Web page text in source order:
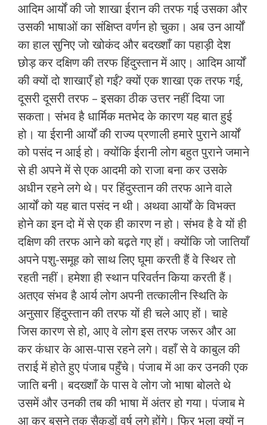
आदिम आर्यों की जो शाखा ईरान की तरफ गई उसका और
उसकी भाषाओं का संक्षिप्‍त वर्णन हो चुका। अब उन आर्यों
का हाल सुनिए जो खोकंद और बदख्‍शाँ का पहाड़ी देश
छोड़ कर दक्षिण की तरफ हिंदुस्‍तान में आए। आदिम आर्यों
की क्‍यों दो शाखाएँ हो गईं? क्‍यों एक शाखा एक तरफ गई,
दूसरी दूसरी तरफ – इसका ठीक उत्तर नहीं दिया जा
सकता। संभव है धार्मिक मतभेद के कारण यह बात हुई
हो। या ईरानी आर्यों की राज्‍य प्रणाली हमारे पुराने आर्यों
को पसंद न आई हो। क्‍योंकि ईरानी लोग बहुत पुराने जमाने
से ही अपने में से एक आदमी को राजा बना कर उसके
अधीन रहने लगे थे। पर हिंदुस्‍तान की तरफ आने वाले
आर्यों को यह बात पसंद न थी। अथवा आर्यों के विभक्‍त
होने का इन दो में से एक ही कारण न हो। संभव है वे यों ही
दक्षिण की तरफ आने को बढ़ते गए हों। क्‍योंकि जो जातियाँ
अपने पशु-समूह को साथ लिए घूमा करती हैं वे स्थिर तो
रहती नहीं। हमेशा ही स्‍थान परिवर्तन किया करती हैं।
अतएव संभव है आर्य लोग अपनी तत्‍कालीन स्थिति के
अनुसार हिंदुस्‍तान की तरफ यों ही चले आए हों। चाहे
जिस कारण से हो, आए वे लोग इस तरफ जरूर और आ
कर कंधार के आस-पास रहने लगे। वहाँ से वे काबुल की
तराई में होते हुए पंजाब पहुँचे। पंजाब में आ कर उनकी एक
जाति बनी। बदख्शाँ के पास वे लोग जो भाषा बोलते थे
उसमें और उनकी तब की भाषा में अंतर हो गया। पंजाब मे
आ कर बसने तक सैकड़ों वर्ष लगे होंगे। फिर भला क्‍यों न